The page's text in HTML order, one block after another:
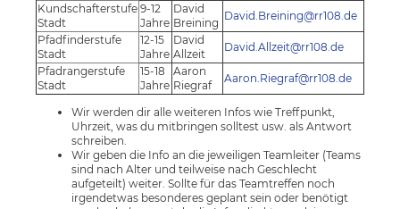
Kundschafterstufe
Stadt
9-12
Jahre
David
Breining
David.Breining@rr108.de
Pfadfinderstufe
Stadt
12-15
Jahre
David
Allzeit
David.Allzeit@rr108.de
Pfadrangerstufe
Stadt
15-18
Jahre
Aaron
Riegraf
Aaron.Riegraf@rr108.de
Wir werden dir alle weiteren Infos wie Treffpunkt,
Uhrzeit, was du mitbringen solltest usw. als Antwort
schreiben.
Wir geben die Info an die jeweiligen Teamleiter (Teams
sind nach Alter und teilweise nach Geschlecht
aufgeteilt) weiter. Sollte für das Teamtreffen noch
irgendetwas besonderes geplant sein oder benötigt